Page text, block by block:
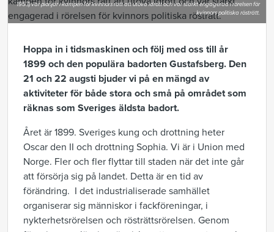
1953) var pionjär i kampen för kvinnors rätt att utöva idrott och var starkt engagerad i rörelsen för
kvinnors politiska rösträtt.
Hoppa in i tidsmaskinen och följ med oss till år
1899 och den populära badorten Gustafsberg. Den
21 och 22 augsti bjuder vi på en mängd av
aktiviteter för både stora och små på området som
räknas som Sveriges äldsta badort.
Året är 1899. Sveriges kung och drottning heter
Oscar den II och drottning Sophia. Vi är i Union med
Norge. Fler och fler flyttar till staden när det inte går
att försörja sig på landet. Detta är en tid av
förändring. I det industrialiserade samhället
organiserar sig människor i fackföreningar, i
nykterhetsrörelsen och rösträttsrörelsen. Genom